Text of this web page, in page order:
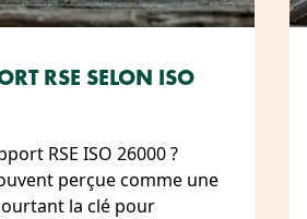
RSE SELON ISO
RSE ISO 26000 ?
perçue comme une
la clé pour